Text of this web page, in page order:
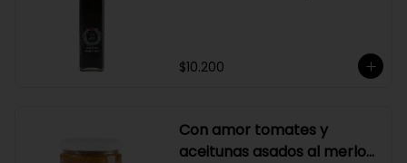
$10.200
Con amor tomates y
aceitunas asados al merlot